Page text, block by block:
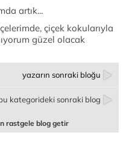
artık...
çiçek kokularıyla
güzel olacak
yazarın sonraki bloğu
kategorideki sonraki blog
rastgele blog getir